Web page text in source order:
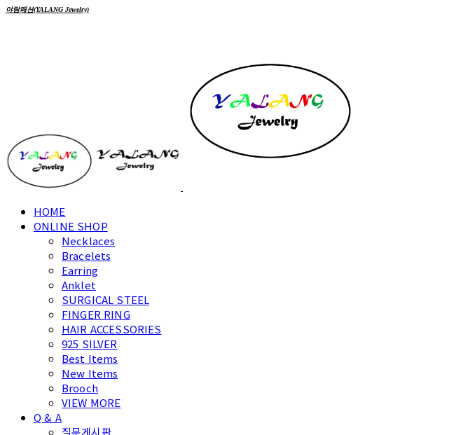
야랑패션(YALANG Jewelry)
HOME
ONLINE SHOP
Necklaces
Bracelets
Earring
Anklet
SURGICAL STEEL
FINGER RING
HAIR ACCESSORIES
925 SILVER
Best Items
New Items
Brooch
VIEW MORE
Q & A
질문게시판